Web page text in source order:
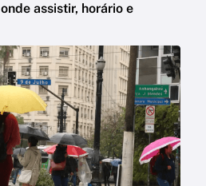
assistir, horário e